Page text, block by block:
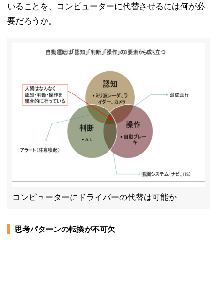
いることを、コンピューターに代替させるには何が必
要だろうか。
コンピューターにドライバーの代替は可能か
思考パターンの転換が不可欠